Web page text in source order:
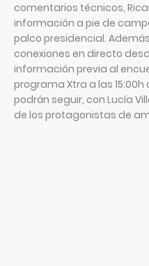
comentarios técnicos,
información a pie de
palco presidencial.
conexiones en directo
información previa al
programa Xtra a las
podrán seguir, con Lucía
de los protagonistas de